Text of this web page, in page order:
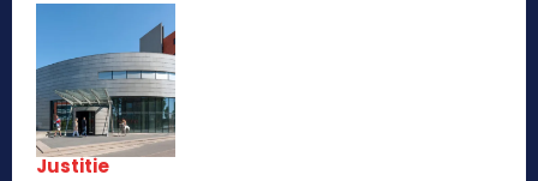
Justitie